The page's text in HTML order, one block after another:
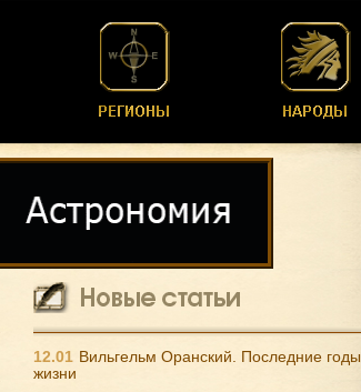
12.01 Вильгельм Оранский. Последние годы
жизни